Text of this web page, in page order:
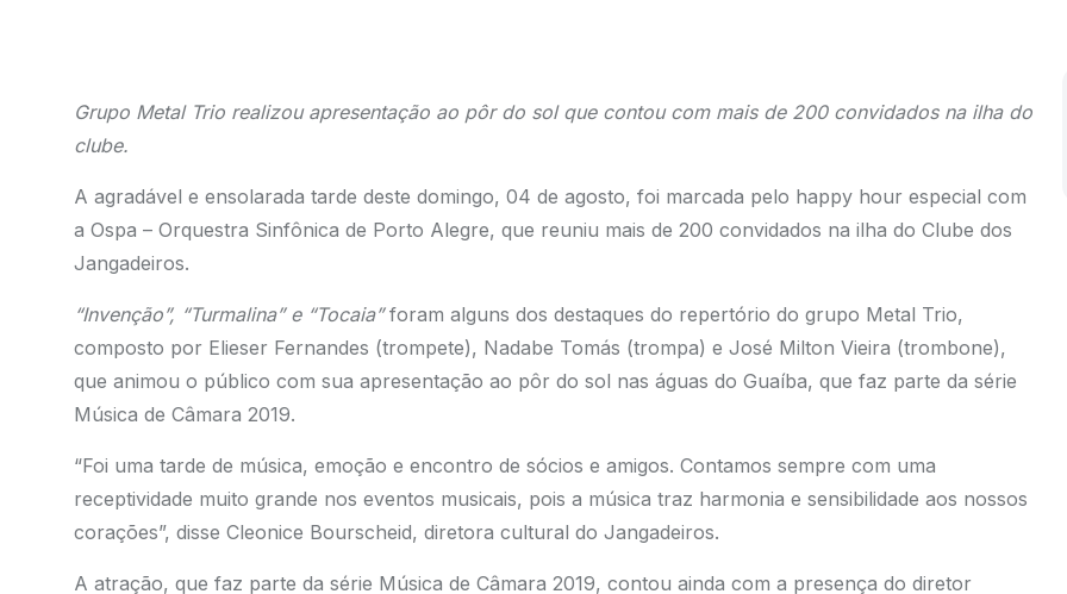
Grupo Metal Trio realizou apresentação ao pôr do sol que contou com mais de 200 convidados na ilha do
clube.
A agradável e ensolarada tarde deste domingo, 04 de agosto, foi marcada pelo happy hour especial com
a Ospa – Orquestra Sinfônica de Porto Alegre, que reuniu mais de 200 convidados na ilha do Clube dos
Jangadeiros.
“Invenção”, “Turmalina” e “Tocaia”foram alguns dos destaques do repertório do grupo Metal Trio,
composto por Elieser Fernandes (trompete), Nadabe Tomás (trompa) e José Milton Vieira (trombone),
que animou o público com sua apresentação ao pôr do sol nas águas do Guaíba, que faz parte da série
Música de Câmara 2019.
“Foi uma tarde de música, emoção e encontro de sócios e amigos. Contamos sempre com uma
receptividade muito grande nos eventos musicais, pois a música traz harmonia e sensibilidade aos nossos
corações”, disse Cleonice Bourscheid, diretora cultural do Jangadeiros.
A atração, que faz parte da série Música de Câmara 2019, contou ainda com a presença do diretor